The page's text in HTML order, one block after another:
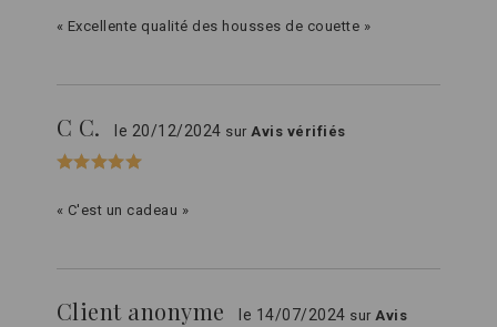
« Excellente qualité des housses de couette »
C C. le 20/12/2024 surAvis vérifiés
« C'est un cadeau »
Client anonyme le 14/07/2024 surAvis